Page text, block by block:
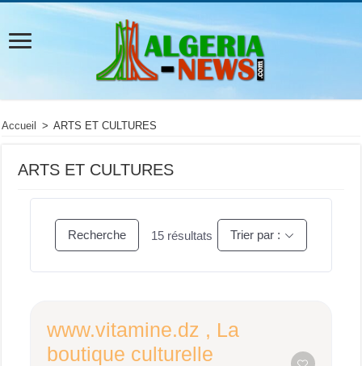
Accueil > ARTS ET CULTURES
ARTS ET CULTURES
Recherche 15 résultats Trier par :
www.vitamine.dz , La
boutique culturelle